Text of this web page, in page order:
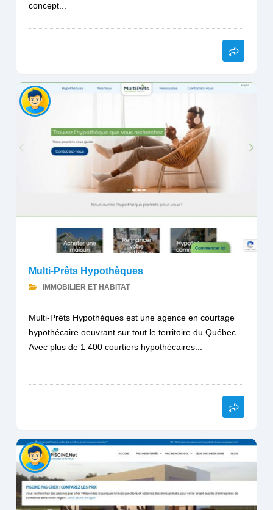
concept...
Multi-Prêts Hypothèques
IMMOBILIER ET HABITAT
Multi-Prêts Hypothèques est une agence en courtage
hypothécaire oeuvrant sur tout le territoire du Québec.
Avec plus de 1 400 courtiers hypothécaires...